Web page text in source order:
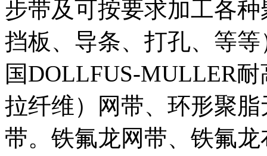
步带及可按要求加工各
挡板、导条、打孔、等
国DOLLFUS-MULLER
拉纤维）网带、环形聚
带。铁氟龙网带、铁氟